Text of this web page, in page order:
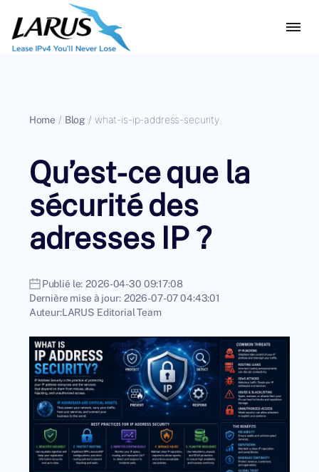
Home / Blog / what-is-ip-address-security
Qu’est-ce que la
sécurité des
adresses IP ?
Publié le: 2026-04-30 09:17:08
Dernière mise à jour: 2026-07-07 04:43:01
Auteur:LARUS Editorial Team